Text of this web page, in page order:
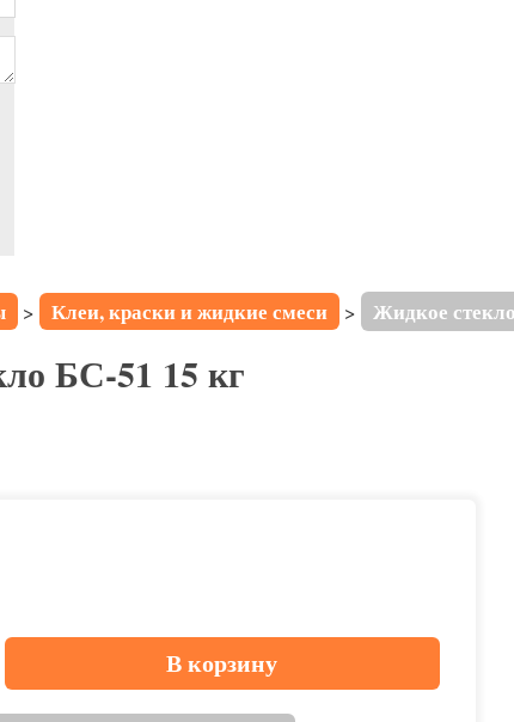
> Клеи, краски и жидкие смеси > Жидкое
БС-51 15 кг
В корзину